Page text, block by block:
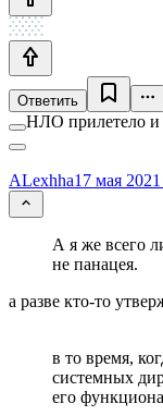
Ответить
НЛО прилетело и
ALexhha17 мая
А я же всего
не панацея.
а разве кто-то
в то время,
системных
его